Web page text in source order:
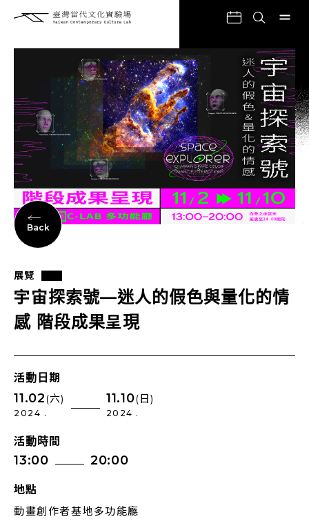
Back
展覽
宇宙探索號—迷人的假色與量化的情
感 階段成果呈現
活動日期
11.02(六)
2024 .
11.10(日)
2024 .
活動時間
13:00 20:00
地點
動畫創作者基地多功能廳